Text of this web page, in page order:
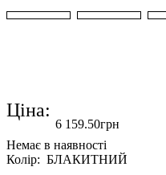
Ціна:
6 159.50грн
Колір: БЛАКИТНИЙ